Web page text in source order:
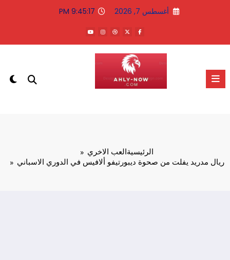
أغسطس 7, 2026 9:45:17 PM
الرئيسيةالعب الاخري
ريال مدريد يفلت من صحوة ديبورتيفو ألافيس في الدوري الاسباني